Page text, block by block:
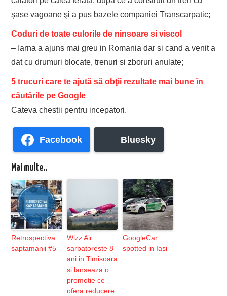
şase va­goane şi a pus bazele companiei Trans­carpatic;
Coduri de toate culorile de ninsoare si viscol
– Iarna a ajuns mai greu in Romania dar si cand a venit a
dat cu drumuri blocate, trenuri si zboruri anulate;
5 trucuri care te ajută să obţii rezultate mai bune în
căutările pe Google
Cateva chestii pentru incepatori.
Facebook Bluesky
Mai multe..
Retrospectiva
saptamanii #5
Wizz Air
sarbatoreste 8
ani in Timisoara
si lanseaza o
promotie ce
ofera reducere
GoogleCar
spotted in Iasi